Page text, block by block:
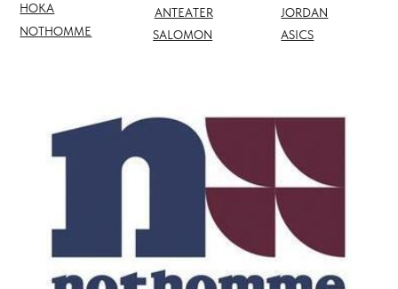
НАШ ГРУППА В ВК
НАШ КАНАЛ В ТГ